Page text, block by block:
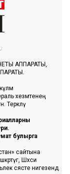
АППАРАТЫ,
хезмәтенең
Теркәлү
булырга
сайтына
Шәхси
сәясәте нигезендә